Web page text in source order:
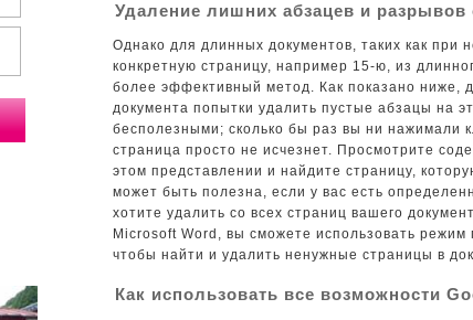
Удаление лишних абзацев и разрывов
Однако для длинных документов, таких как при
конкретную страницу, например 15-ю, из
более эффективный метод. Как показано ниже,
документа попытки удалить пустые абзацы на
бесполезными; сколько бы раз вы ни нажимали
страница просто не исчезнет. Просмотрите
этом представлении и найдите страницу,
может быть полезна, если у вас есть
хотите удалить со всех страниц вашего
Microsoft Word, вы сможете использовать режим
чтобы найти и удалить ненужные страницы в
Как использовать все возможности